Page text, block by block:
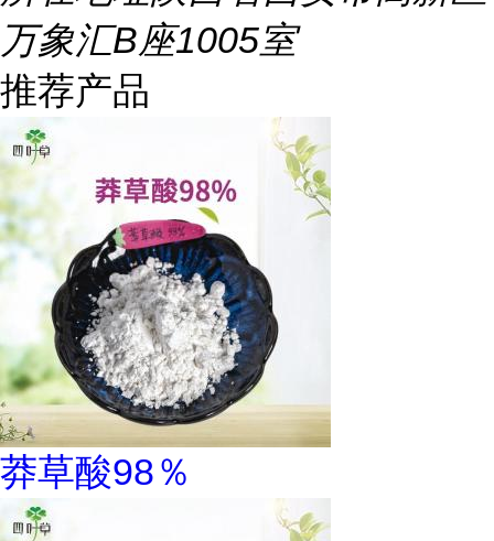
万象汇B座1005室
推荐产品
莽草酸98％